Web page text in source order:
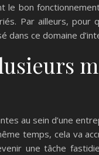
bon
Par ailleurs,
dans ce domaine
au sein d’une
temps, cela va
une tâche